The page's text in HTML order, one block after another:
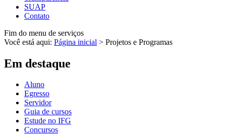
SUAP
Contato
Fim do menu de serviços
Você está aqui: Página inicial > Projetos e Programas
Em destaque
Aluno
Egresso
Servidor
Guia de cursos
Estude no IFG
Concursos